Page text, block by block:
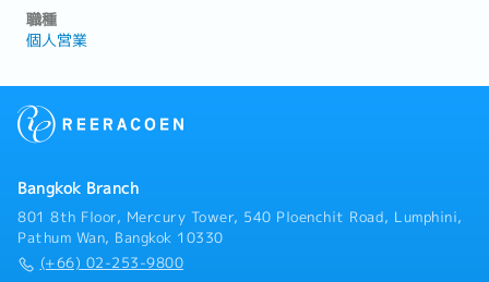
職種
個人営業
Bangkok Branch
801 8th Floor, Mercury Tower, 540 Ploenchit Road, Lumphini,
Pathum Wan, Bangkok 10330
(+66) 02-253-9800